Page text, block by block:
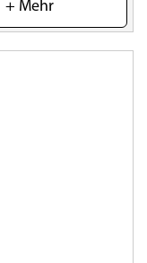
+ Mehr